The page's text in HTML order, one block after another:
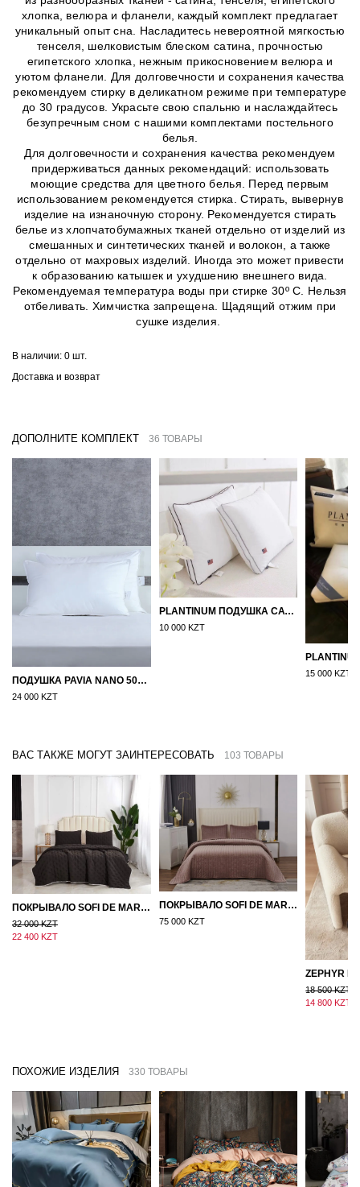
хлопка, велюра и фланели, каждый комплект предлагает
уникальный опыт сна. Насладитесь невероятной мягкостью
тенселя, шелковистым блеском сатина, прочностью
египетского хлопка, нежным прикосновением велюра и
уютом фланели. Для долговечности и сохранения качества
рекомендуем стирку в деликатном режиме при температуре
до 30 градусов. Украсьте свою спальню и наслаждайтесь
безупречным сном с нашими комплектами постельного
белья.
Для долговечности и сохранения качества рекомендуем
придерживаться данных рекомендаций: использовать
моющие средства для цветного белья. Перед первым
использованием рекомендуется стирка. Стирать, вывернув
изделие на изнаночную сторону. Рекомендуется стирать
белье из хлопчатобумажных тканей отдельно от изделий из
смешанных и синтетических тканей и волокон, а также
отдельно от махровых изделий. Иногда это может привести
к образованию катышек и ухудшению внешнего вида.
Рекомендуемая температура воды при стирке 30º C. Нельзя
отбеливать. Химчистка запрещена. Щадящий отжим при
сушке изделия.
В наличии: 0 шт.
Доставка и возврат
ДОПОЛНИТЕ КОМПЛЕКТ 36 ТОВАРЫ
ПОДУШКА PAVIA NANO 50X70
24 000 KZT
PLANTINUM ПОДУШКА САТИН, ШЕЛК 50Х70
10 000 KZT
15 000 KZT
ВАС ТАКЖЕ МОГУТ ЗАИНТЕРЕСОВАТЬ 103 ТОВАРЫ
ПОКРЫВАЛО SOFI DE MARKO 160×220 БРОУДИ ЧЕРНО-БЕЖЕВОЕ
32 000 KZT
22 400 KZT
ПОКРЫВАЛО SOFI DE MARKO ВЕЛЮР 240×260 ФЕРДИНАНД (МОККО)
75 000 KZT
18 500 KZT
14 800 KZT
ПОХОЖИЕ ИЗДЕЛИЯ 330 ТОВАРЫ